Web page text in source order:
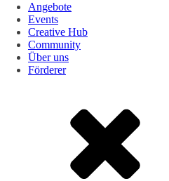
Angebote
Events
Creative Hub
Community
Über uns
Förderer